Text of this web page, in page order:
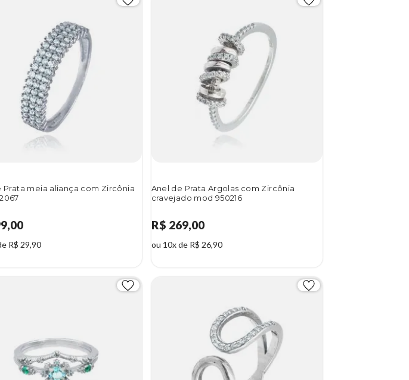
Prata meia aliança com Zircônia
R$ 29,90
Anel de Prata Argolas com Zircônia
cravejado mod 950216
R$ 269,00
ou 10x de R$ 26,90